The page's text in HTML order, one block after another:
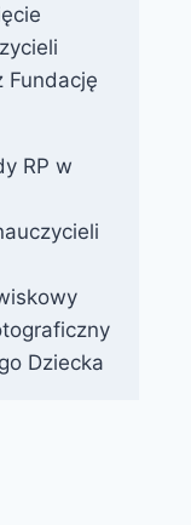
Fundację
RP w
Dziecka